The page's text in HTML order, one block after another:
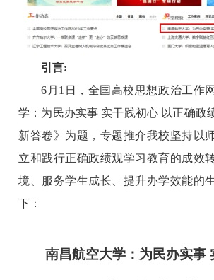
引言:
6月1日，全国高校思想政治工作
学：为民办实事 实干践初心 以正确政
新答卷》为题，专题推介我校坚持以
立和践行正确政绩观学习教育的成效
境、服务学生成长、提升办学效能的
下：
南昌航空大学：为民办实事